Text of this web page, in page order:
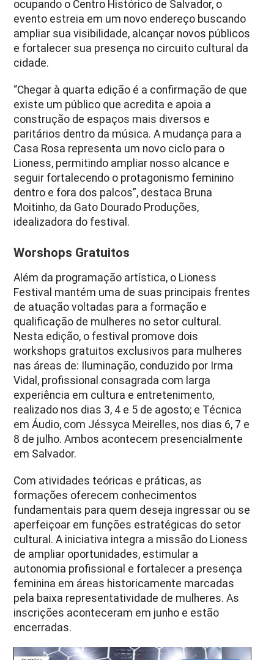
ocupando o Centro Histórico de Salvador, o
evento estreia em um novo endereço buscando
ampliar sua visibilidade, alcançar novos públicos
e fortalecer sua presença no circuito cultural da
cidade.
“Chegar à quarta edição é a confirmação de que
existe um público que acredita e apoia a
construção de espaços mais diversos e
paritários dentro da música. A mudança para a
Casa Rosa representa um novo ciclo para o
Lioness, permitindo ampliar nosso alcance e
seguir fortalecendo o protagonismo feminino
dentro e fora dos palcos”, destaca Bruna
Moitinho, da Gato Dourado Produções,
idealizadora do festival.
Worshops Gratuitos
Além da programação artística, o Lioness
Festival mantém uma de suas principais frentes
de atuação voltadas para a formação e
qualificação de mulheres no setor cultural.
Nesta edição, o festival promove dois
workshops gratuitos exclusivos para mulheres
nas áreas de: Iluminação, conduzido por Irma
Vidal, profissional consagrada com larga
experiência em cultura e entretenimento,
realizado nos dias 3, 4 e 5 de agosto; e Técnica
em Áudio, com Jéssyca Meirelles, nos dias 6, 7 e
8 de julho. Ambos acontecem presencialmente
em Salvador.
Com atividades teóricas e práticas, as
formações oferecem conhecimentos
fundamentais para quem deseja ingressar ou se
aperfeiçoar em funções estratégicas do setor
cultural. A iniciativa integra a missão do Lioness
de ampliar oportunidades, estimular a
autonomia profissional e fortalecer a presença
feminina em áreas historicamente marcadas
pela baixa representatividade de mulheres. As
inscrições aconteceram em junho e estão
encerradas.